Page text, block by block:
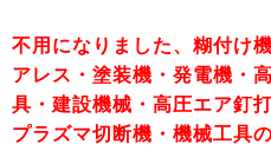
不用になりました、糊付け
アレス・塗装機・発電機・
具・建設機械・高圧エア釘
プラズマ切断機・機械工具